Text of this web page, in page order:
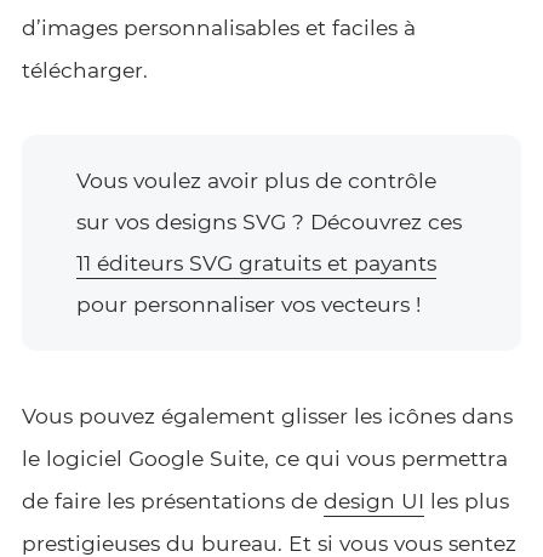
d’images personnalisables et faciles à
télécharger.
Vous voulez avoir plus de contrôle
sur vos designs SVG ? Découvrez ces
11 éditeurs SVG gratuits et payants
pour personnaliser vos vecteurs !
Vous pouvez également glisser les icônes dans
le logiciel Google Suite, ce qui vous permettra
de faire les présentations de design UI les plus
prestigieuses du bureau. Et si vous vous sentez